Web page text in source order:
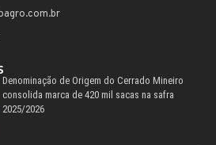
Denominação de Origem do Cerrado Mineiro
consolida marca de 420 mil sacas na safra
2025/2026